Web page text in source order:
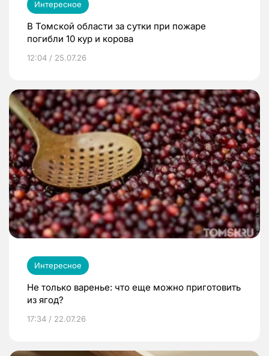
Интересное
В Томской области за сутки при пожаре
погибли 10 кур и корова
12:04 / 25.07.26
Интересное
Не только варенье: что еще можно приготовить
из ягод?
17:34 / 22.07.26